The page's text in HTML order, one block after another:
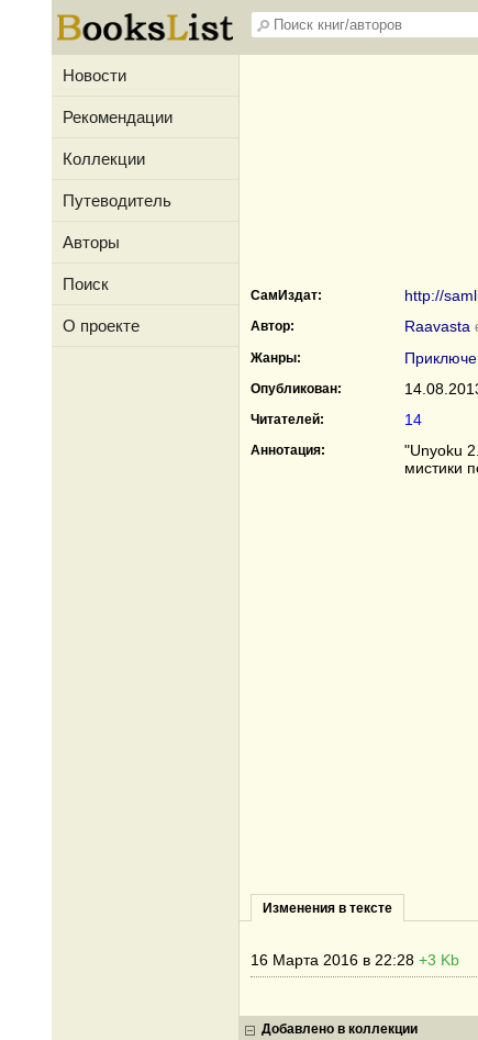
Новости
Рекомендации
Коллекции
Путеводитель
Авторы
Поиск
О проекте
СамИздат: http://
Автор: Raavasta
Жанры:
Опубликован:
Читателей: 14
Аннотация:
"Unyoku
мистики
Изменения в тексте
16 Марта 2016 в 22:28 +3 Kb
Добавлено в коллекции